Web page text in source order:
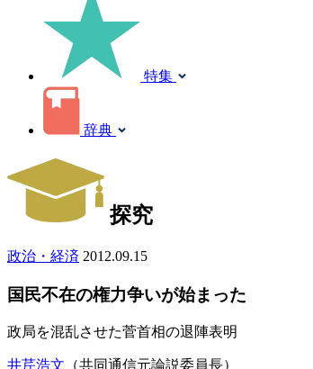
特集
辞典
探究
政治・経済 2012.09.15
国民不在の権力争いが始まった
政局を混乱させた菅首相の退陣表明
井芹浩文 （共同通信元論説委員長）